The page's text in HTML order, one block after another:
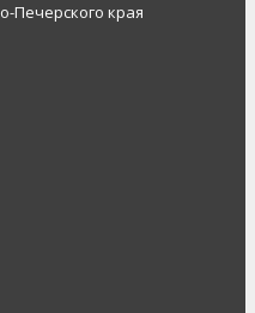
Печерского края